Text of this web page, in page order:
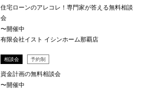
住宅ローンのアレコレ！専門家が答える無料相談
会
〜開催中
有限会社イスト イシンホーム那覇店
相談会 予約制
資金計画の無料相談会
〜開催中